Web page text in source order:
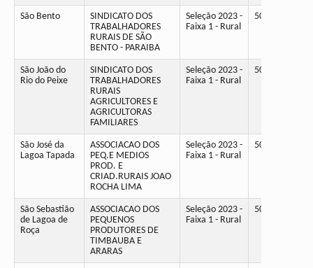
São Bento
SINDICATO DOS
TRABALHADORES
RURAIS DE SÃO
BENTO - PARAIBA
Seleção 2023 -
Faixa 1 - Rural
50
São João do
Rio do Peixe
SINDICATO DOS
TRABALHADORES
RURAIS
AGRICULTORES E
AGRICULTORAS
FAMILIARES
Seleção 2023 -
Faixa 1 - Rural
50
São José da
Lagoa Tapada
ASSOCIACAO DOS
PEQ.E MEDIOS
PROD. E
CRIAD.RURAIS JOAO
ROCHA LIMA
Seleção 2023 -
Faixa 1 - Rural
50
São Sebastião
de Lagoa de
Roça
ASSOCIACAO DOS
PEQUENOS
PRODUTORES DE
TIMBAUBA E
ARARAS
Seleção 2023 -
Faixa 1 - Rural
50